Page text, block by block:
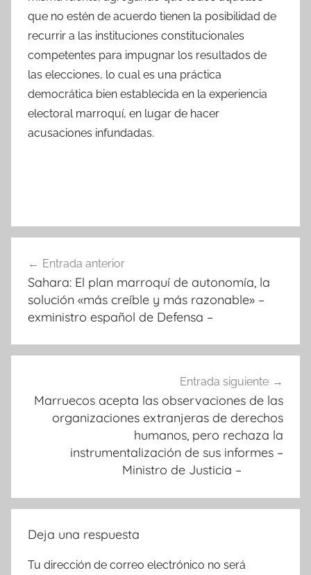
que no estén de acuerdo tienen la posibilidad de
recurrir a las instituciones constitucionales
competentes para impugnar los resultados de
las elecciones, lo cual es una práctica
democrática bien establecida en la experiencia
electoral marroquí, en lugar de hacer
acusaciones infundadas.
de
entradas
Entrada anterior
Sahara: El plan marroquí de autonomía, la
solución «más creíble y más razonable» –
exministro español de Defensa –
Entrada siguiente
Marruecos acepta las observaciones de las
organizaciones extranjeras de derechos
humanos, pero rechaza la
instrumentalización de sus informes –
Ministro de Justicia –
Deja una respuesta
Tu dirección de correo electrónico no será